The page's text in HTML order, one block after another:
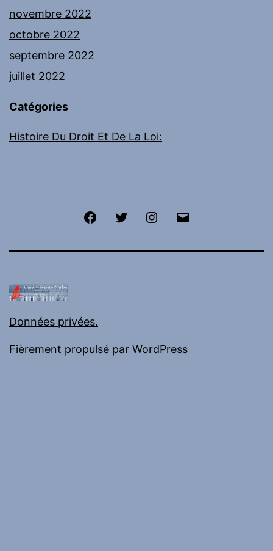
novembre 2022
octobre 2022
septembre 2022
juillet 2022
Catégories
Histoire Du Droit Et De La Loi:
FacebookTwitter Instagram
Données privées.
Fièrement propulsé par WordPress